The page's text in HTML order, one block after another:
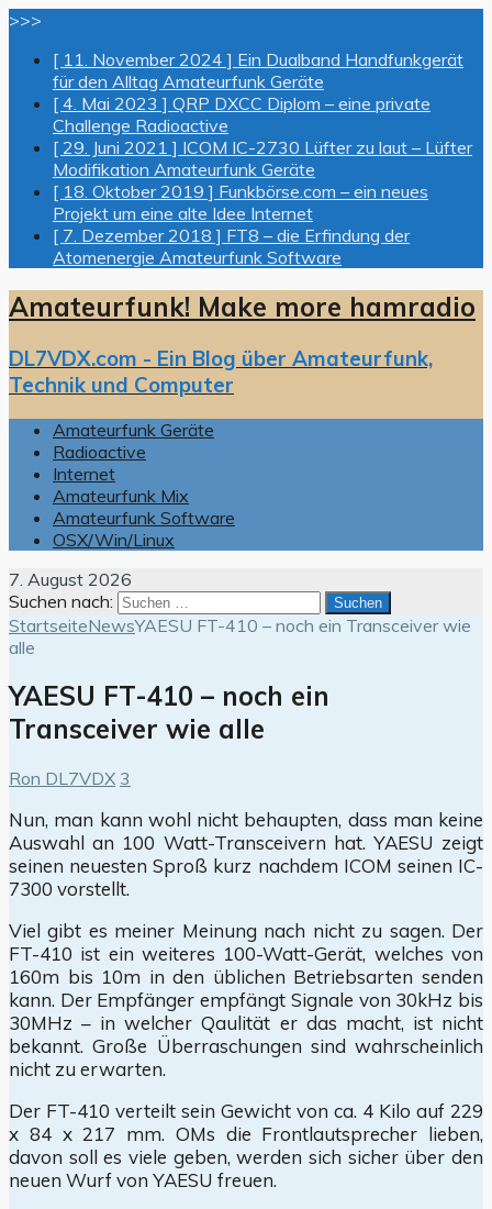
>>>
[ 11. November 2024 ] Ein Dualband Handfunkgerät
für den Alltag Amateurfunk Geräte
[ 4. Mai 2023 ] QRP DXCC Diplom – eine private
Challenge Radioactive
[ 29. Juni 2021 ] ICOM IC-2730 Lüfter zu laut – Lüfter
Modifikation Amateurfunk Geräte
[ 18. Oktober 2019 ] Funkbörse.com – ein neues
Projekt um eine alte Idee Internet
[ 7. Dezember 2018 ] FT8 – die Erfindung der
Atomenergie Amateurfunk Software
Amateurfunk! Make more hamradio
DL7VDX.com - Ein Blog über Amateurfunk,
Technik und Computer
Amateurfunk Geräte
Radioactive
Internet
Amateurfunk Mix
Amateurfunk Software
OSX/Win/Linux
7. August 2026
Suchen nach:
StartseiteNewsYAESU FT-410 – noch ein Transceiver wie
alle
YAESU FT-410 – noch ein
Transceiver wie alle
Ron DL7VDX 3
Nun, man kann wohl nicht behaupten, dass man keine
Auswahl an 100 Watt-Transceivern hat. YAESU zeigt
seinen neuesten Sproß kurz nachdem ICOM seinen IC-
7300 vorstellt.
Viel gibt es meiner Meinung nach nicht zu sagen. Der
FT-410 ist ein weiteres 100-Watt-Gerät, welches von
160m bis 10m in den üblichen Betriebsarten senden
kann. Der Empfänger empfängt Signale von 30kHz bis
30MHz – in welcher Qaulität er das macht, ist nicht
bekannt. Große Überraschungen sind wahrscheinlich
nicht zu erwarten.
Der FT-410 verteilt sein Gewicht von ca. 4 Kilo auf 229
x 84 x 217 mm. OMs die Frontlautsprecher lieben,
davon soll es viele geben, werden sich sicher über den
neuen Wurf von YAESU freuen.